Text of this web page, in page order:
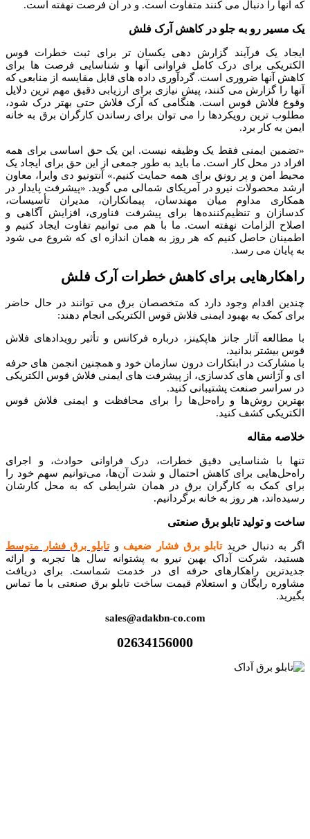
که آنها را دنبال می کنند متفاوت است. و در آن فرصت نهفته است.
یک مسیر رو به جلو در کاهش آرک فلش
ایجاد یک فرآیند گزارش دهی یکسان تر برای ثبت خطرات قوس
الکتریکی برای درک کامل فراوانی آنها و شناسایی فرصت ها برای
کاهش آنها ضروری است. گردآوری داده های قابل مقایسه از منابعی که
آنها را گزارش می کنند، پیش نیازی برای ارزیابی دقیق مهم ترین دلایل
وقوع فلاش قوس است. هنگامی که آرک فلاش حتی بهتر درک شود،
مطلوب ترین رویکردها را می توان برای رساندن کارگران برق به خانه
ایمن به کار برد.
«تضمین ایمنی فقط یک وظیفه نیست. این یک حق اساسی برای همه
افراد در محل کار است. ما باید به طور جمعی از این حق برای ایجاد یک
محیط امن و پر رونق برای همه حمایت کنیم.» آنتونیو دی وایرا، معاون
ارشد محصولات نیرو در آمریکای شمالی می گوید. «پیشرفت پایدار در
همکاری مداوم میان مهندسان، پیمانکاران، مدیران تأسیسات،
کدسازان و تنظیم‌کننده‌ها برای پیشرفت فناوری، افزایش آگاهی و
اصلاح الزامات نهفته است. ما با هم می توانیم تفاوت ایجاد کنیم و
اطمینان حاصل کنیم که هر روز به همان اندازه ای که شروع می شود
به پایان می رسد.
راهکارهایی برای کاهش خطرات آرک فلش
چندین اقدام وجود دارد که متخصصان برق می توانند در حال حاضر
برای کمک به بهبود ایمنی فلاش قوس الکتریکی انجام دهند:
با مطالعه آثار جانز هاپکینز، درباره فرکانس و تأثیر رویدادهای فلاش
قوس بیشتر بدانید.
با مشارکت در ابتکارات درون سازمان خود و همچنین انجمن های حرفه
ای و آژانس های کدسازی، از پیشرفت های ایمنی فلاش قوس الکتریکی
در سراسر صنعت پشتیبانی کنید.
بهترین روش‌ها و راه‌حل‌ها را برای محافظت و ایمنی فلاش قوس
الکتریکی کشف کنید.
خلاصه مقاله
تنها با شناسایی دقیق خطرات، درک فراوانی حوادث، و اجرای
راه‌حل‌هایی برای کاهش احتمال و شدت آن‌ها، می‌توانیم سهم خود را
برای کمک به کارگران برق در همان شرایطی که به محل کارشان
رسیده‌اند، هر روز به خانه برگردانیم.
ساخت و تولید تابلو برق صنعتی
اگر به دنبال خریدتابلو برق فشار ضعیف وتابلو برق فشار متوسط
هستید، شرکت آداک بهین نیرو به پشتوانه سال ها تجربه و ارائه
جدیدترین راهکارهای حرفه ای در خدمت شماست. برای دریافت
مشاوره رایگان و استعلام قیمت ساخت تابلو برق صنعتی با ما تماس
بگیرید.
sales@adakbn-co.com
02634156000